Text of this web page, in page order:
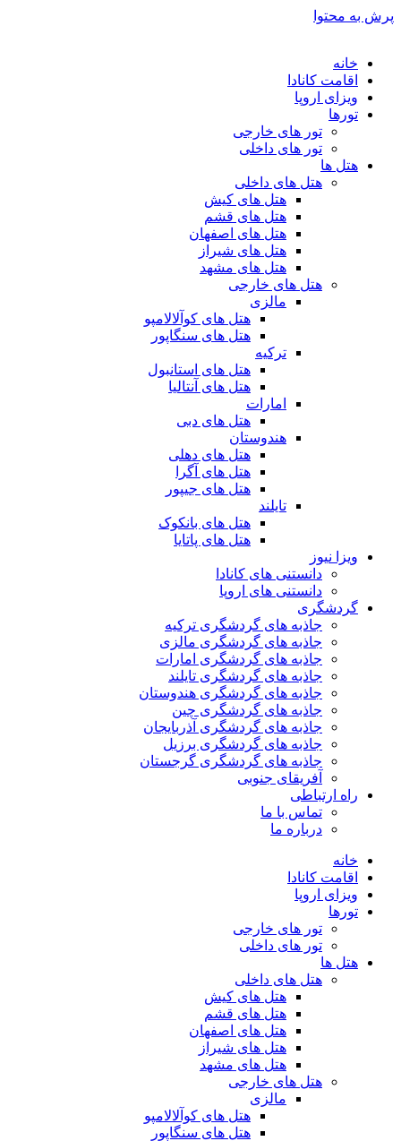
پرش به محتوا
خانه
اقامت کانادا
ویزای اروپا
تورها
تور های خارجی
تور های داخلی
هتل ها
هتل های داخلی
هتل های کیش
هتل های قشم
هتل های اصفهان
هتل های شیراز
هتل های مشهد
هتل های خارجی
مالزی
هتل های کوآلالامپو
هتل های سنگاپور
ترکیه
هتل های استانبول
هتل های آنتالیا
امارات
هتل های دبی
هندوستان
هتل های دهلی
هتل های آگرا
هتل های جیپور
تایلند
هتل های بانکوک
هتل های پاتایا
ویزا نیوز
دانستنی های کانادا
دانستنی های اروپا
گردشگری
جاذبه های گردشگری ترکیه
جاذبه های گردشگری مالزی
جاذبه های گردشگری امارات
جاذبه های گردشگری تایلند
جاذبه های گردشگری هندوستان
جاذبه های گردشگری چین
جاذبه های گردشگری آذربایجان
جاذبه های گردشگری برزیل
جاذبه های گردشگری گرجستان
آفریقای جنوبی
راه ارتباطی
تماس با ما
درباره ما
خانه
اقامت کانادا
ویزای اروپا
تورها
تور های خارجی
تور های داخلی
هتل ها
هتل های داخلی
هتل های کیش
هتل های قشم
هتل های اصفهان
هتل های شیراز
هتل های مشهد
هتل های خارجی
مالزی
هتل های کوآلالامپو
هتل های سنگاپور